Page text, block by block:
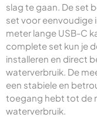
slag te gaan. De set
set voor eenvoudige
meter lange USB-C
complete set kun je
installeren en direct
waterverbruik. De
een stabiele en
toegang hebt tot de
waterverbruik.